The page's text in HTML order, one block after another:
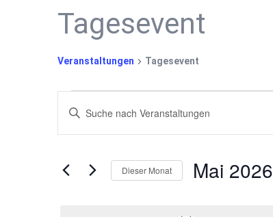
Tagesevent
Veranstaltungen Tagesevent
Veranstaltungen
Suche
Ansichten,
Bitte
Schlüsselwort
Suche
Veranstaltungen
Schlüsselwort.Dieser Monat Mai 2026